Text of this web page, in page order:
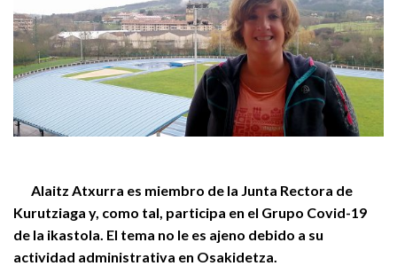
Alaitz Atxurra es miembro de la Junta Rectora de
Kurutziaga y, como tal, participa en el Grupo Covid-19
de la ikastola. El tema no le es ajeno debido a su
actividad administrativa en Osakidetza.